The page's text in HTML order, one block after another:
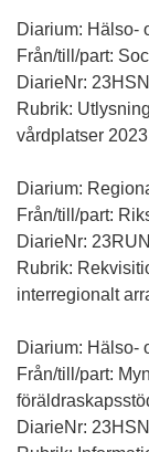
Diarium: Hälso-
Från/till/part:
DiarieNr:
Rubrik:
vårdplatser 2023
Diarium:
Från/till/part:
DiarieNr:
Rubrik:
interregionalt
Diarium: Hälso-
Från/till/part:
DiarieNr: